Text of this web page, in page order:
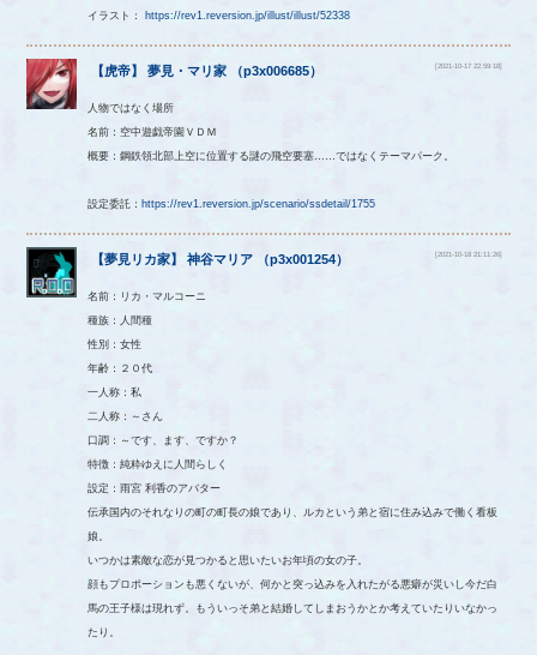
イラスト： https://rev1.reversion.jp/illust/illust/52338
【虎帝】夢見・マリ家 （p3x006685） [2021-10-17 22:59:18]
人物ではなく場所
名前：空中遊戯帝園ＶＤＭ
概要：鋼鉄領北部上空に位置する謎の飛空要塞……ではなくテーマパーク。
設定委託： https://rev1.reversion.jp/scenario/ssdetail/1755
【夢見リカ家】神谷マリア （p3x001254） [2021-10-18 21:11:26]
名前：リカ・マルコーニ
種族：人間種
性別：女性
年齢：２０代
一人称：私
二人称：～さん
口調：～です、ます、ですか？
特徴：純粋ゆえに人間らしく
設定：雨宮 利香のアバター
伝承国内のそれなりの町の町長の娘であり、ルカという弟と宿に住み込みで働く看板
娘。
いつかは素敵な恋が見つかると思いたいお年頃の女の子。
顔もプロポーションも悪くないが、何かと突っ込みを入れたがる悪癖が災いし今だ白
馬の王子様は現れず。もういっそ弟と結婚してしまおうかとか考えていたりいなかっ
たり。